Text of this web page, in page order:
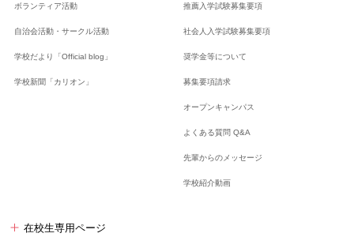
ボランティア活動
自治会活動・サークル活動
学校だより「Official blog」
学校新聞「カリオン」
推薦入学試験募集要項
社会人入学試験募集要項
奨学金等について
募集要項請求
オープンキャンパス
よくある質問 Q&A
先輩からのメッセージ
学校紹介動画
在校生専用ページ